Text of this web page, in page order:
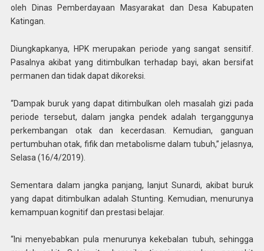
oleh Dinas Pemberdayaan Masyarakat dan Desa Kabupaten
Katingan.
Diungkapkanya, HPK merupakan periode yang sangat sensitif.
Pasalnya akibat yang ditimbulkan terhadap bayi, akan bersifat
permanen dan tidak dapat dikoreksi.
“Dampak buruk yang dapat ditimbulkan oleh masalah gizi pada
periode tersebut, dalam jangka pendek adalah terganggunya
perkembangan otak dan kecerdasan. Kemudian, ganguan
pertumbuhan otak, fifik dan metabolisme dalam tubuh,” jelasnya,
Selasa (16/4/2019).
Sementara dalam jangka panjang, lanjut Sunardi, akibat buruk
yang dapat ditimbulkan adalah Stunting. Kemudian, menurunya
kemampuan kognitif dan prestasi belajar.
“Ini menyebabkan pula menurunya kekebalan tubuh, sehingga